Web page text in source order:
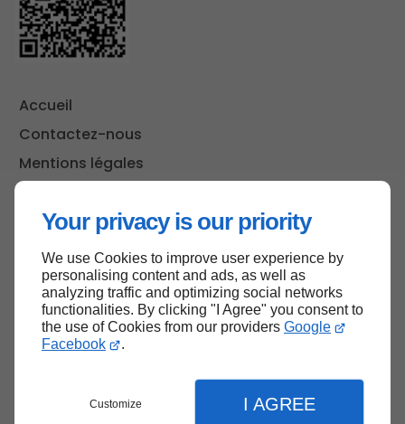
Your privacy is our priority
We use Cookies to improve user experience by
personalising content and ads, as well as
analyzing traffic and optimizing social networks
functionalities. By clicking "I Agree" you consent to
the use of Cookies from our providers Google
Facebook
.
Customize I AGREE
Accueil
Contactez-nous
Mentions légales
Haut de page